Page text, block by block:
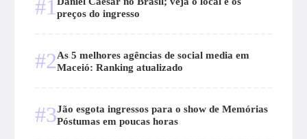
#1 preços do ingresso
#2As 5 melhores agências de social media em
Maceió: Ranking atualizado
#3Jão esgota ingressos para o show de Memórias
Póstumas em poucas horas